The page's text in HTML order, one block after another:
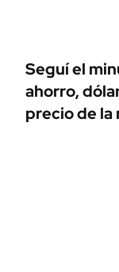
ÁMBITO DEBATE
MEDIAKIT AMBITO
Seguí el
ahorro,
precio de la